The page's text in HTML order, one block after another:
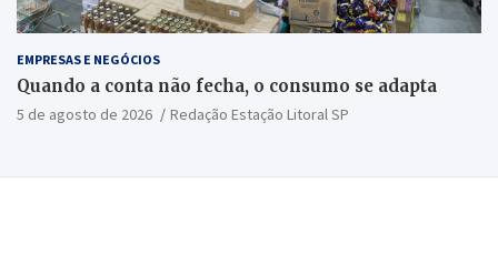
EMPRESAS E NEGÓCIOS
Quando a conta não fecha, o consumo se adapta
5 de agosto de 2026 Redação Estação Litoral SP